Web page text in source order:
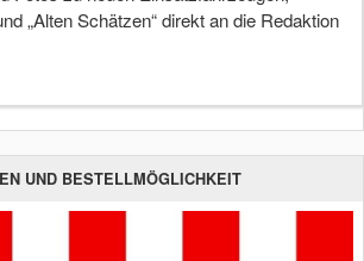
„Alten Schätzen“ direkt an die Redaktion
UND BESTELLMÖGLICHKEIT